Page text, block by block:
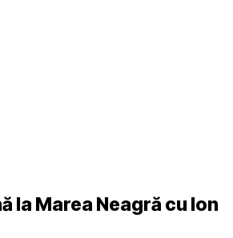
la Marea Neagră cu Ion